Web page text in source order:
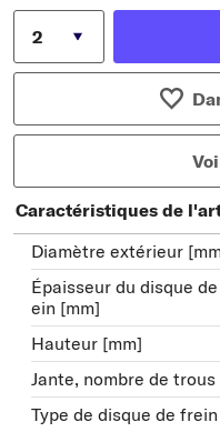
Caractéristiques de
Diamètre extérieur
Épaisseur du disque
ein [mm]
Hauteur [mm]
Jante, nombre de trous
Type de disque de frein